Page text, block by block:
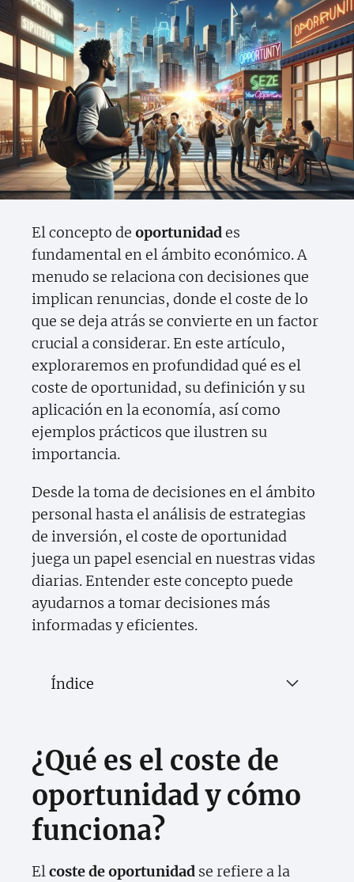
El concepto de oportunidades
fundamental en el ámbito económico. A
menudo se relaciona con decisiones que
implican renuncias, donde el coste de lo
que se deja atrás se convierte en un factor
crucial a considerar. En este artículo,
exploraremos en profundidad qué es el
coste de oportunidad, su definición y su
aplicación en la economía, así como
ejemplos prácticos que ilustren su
importancia.
Desde la toma de decisiones en el ámbito
personal hasta el análisis de estrategias
de inversión, el coste de oportunidad
juega un papel esencial en nuestras vidas
diarias. Entender este concepto puede
ayudarnos a tomar decisiones más
informadas y eficientes.
Índice
¿Qué es el coste de
oportunidad y cómo
funciona?
Elcoste de oportunidad se refiere a la